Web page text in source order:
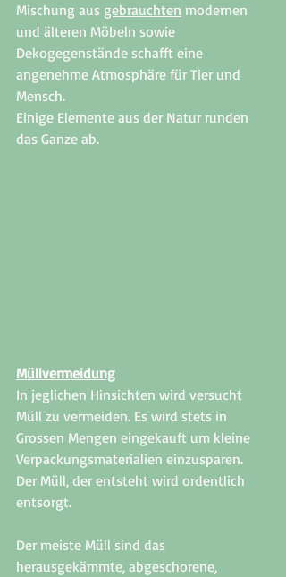
Mischung aus gebrauchten modernen
und älteren Möbeln sowie
Dekogegenstände schafft eine
angenehme Atmosphäre für Tier und
Mensch.
Einige Elemente aus der Natur runden
das Ganze ab.
Müllvermeidung
In jeglichen Hinsichten wird versucht
Müll zu vermeiden. Es wird stets in
Grossen Mengen eingekauft um kleine
Verpackungsmaterialien einzusparen.
Der Müll, der entsteht wird ordentlich
entsorgt.
Der meiste Müll sind das
herausgekämmte, abgeschorene,